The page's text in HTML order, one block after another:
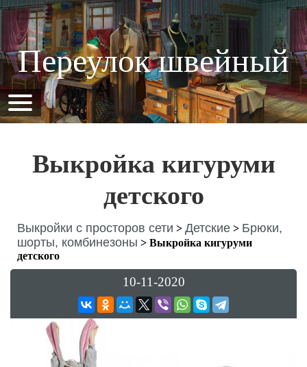
Переулок швейный
Выкройка кигуруми
детского
Выкройки с просторов сети > Детские > Брюки,
шорты, комбинезоны > Выкройка кигуруми
детского
10-11-2020